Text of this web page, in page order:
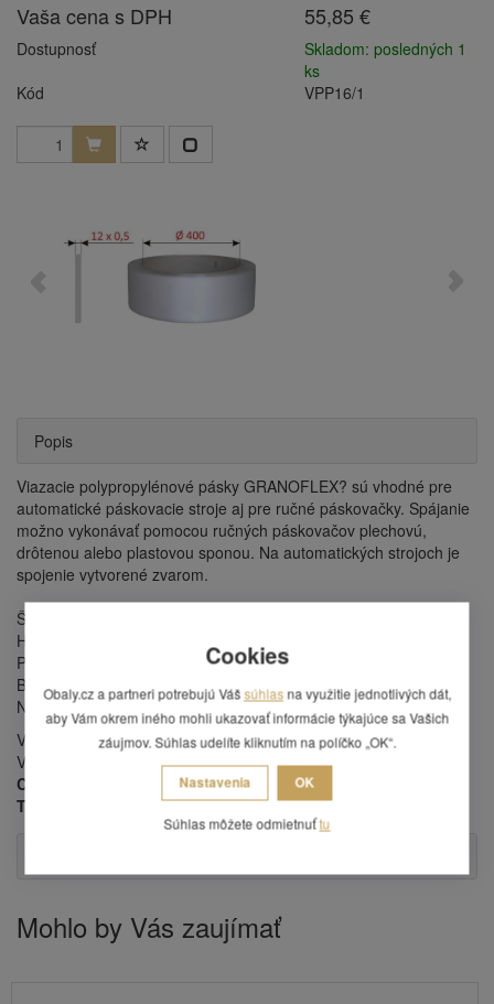
Vaša cena s DPH
55,85 €
Dostupnosť
Skladom: posledných 1
ks
Kód
VPP16/1
Popis
Viazacie polypropylénové pásky GRANOFLEX? sú vhodné pre
automatické páskovacie stroje aj pre ručné páskovačky. Spájanie
možno vykonávať pomocou ručných páskovačov plechovú,
drôtenou alebo plastovou sponou. Na automatických strojoch je
spojenie vytvorené zvarom.
Šírka pásky: 12 mm
Hrúbka pásky: 0,50 mm
Priemer dutinky: 400 mm
Bava pásky: biela
Návin: 3000 m
Viazacie pásky sú ekologicky nezávadné a plne recyklovateľné.
Viazacie pásky sú vhodnné pre páskovacie stroje
CYKLOP, SMB, FERAG, STRAPEX, ORGAPACK, FROMM,
TRANSPAK, REISOPACK, Zapak, MINIPACK, ROBOPAC.
Mohlo by Vás zaujímať
Cookies
Obaly.cz a partneri potrebujú Vášsúhlas na využitie jednotlivých dát,
aby Vám okrem iného mohli ukazovať informácie týkajúce sa Vašich
záujmov. Súhlas udelíte kliknutím na políčko „OK“.
Nastavenia OK
Súhlas môžete odmietnuťtu